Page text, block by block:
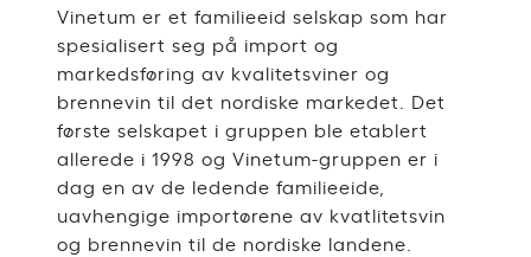
Vinetum er et familieeid selskap som har
spesialisert seg på import og
markedsføring av kvalitetsviner og
brennevin til det nordiske markedet. Det
første selskapet i gruppen ble etablert
allerede i 1998 og Vinetum-gruppen er i
dag en av de ledende familieeide,
uavhengige importørene av kvatlitetsvin
og brennevin til de nordiske landene.